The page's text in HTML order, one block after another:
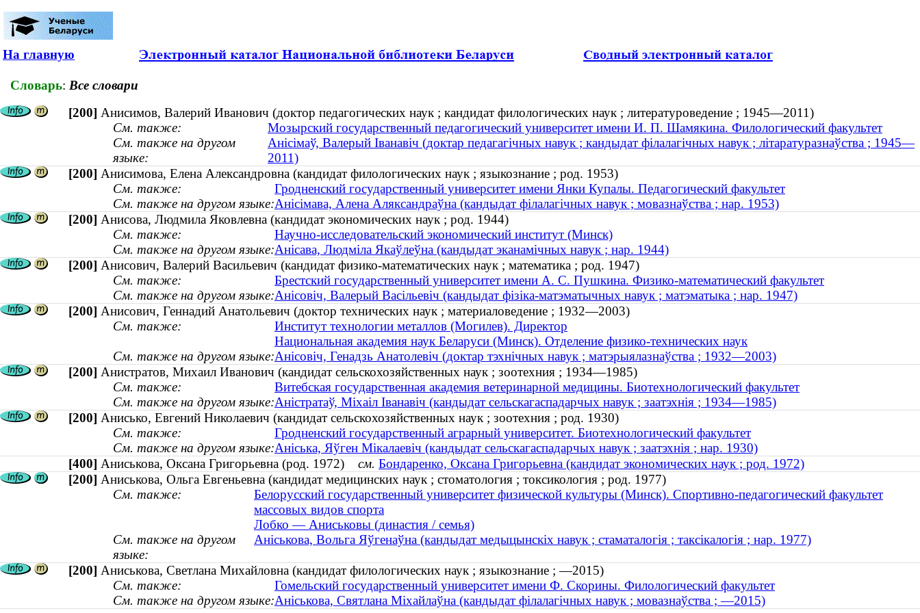
На главную
Словарь: Все словари
[200] Анисимов, Валерий Иванович (доктор педагогических наук ; кандидат филологических наук ; литературоведение ; 1945—2011)
См. также:
Мозырский государственный педагогический университет имени И. П. Шамякина. Филологический факультет
См. также на другом
языке:
Анісімаў, Валерый Іванавіч (доктар педагагічных навук ; кандыдат філалагічных навук ; літаратуразнаўства ; 1945—
2011)
[200] Анисимова, Елена Александровна (кандидат филологических наук ; языкознание ; род. 1953)
См. также:
Гродненский государственный университет имени Янки Купалы. Педагогический факультет
См. также на другом языке:Анісімава, Алена Аляксандраўна (кандыдат філалагічных навук ; мовазнаўства ; нар. 1953)
[200] Анисова, Людмила Яковлевна (кандидат экономических наук ; род. 1944)
См. также:
Научно-исследовательский экономический институт (Минск)
См. также на другом языке:Анісава, Людміла Якаўлеўна (кандыдат эканамічных навук ; нар. 1944)
[200] Анисович, Валерий Васильевич (кандидат физико-математических наук ; математика ; род. 1947)
См. также:
Брестский государственный университет имени А. С. Пушкина. Физико-математический факультет
См. также на другом языке:Анісовіч, Валерый Васільевіч (кандыдат фізіка-матэматычных навук ; матэматыка ; нар. 1947)
[200] Анисович, Геннадий Анатольевич (доктор технических наук ; материаловедение ; 1932—2003)
См. также:
Институт технологии металлов (Могилев). Директор
Национальная академия наук Беларуси (Минск). Отделение физико-технических наук
См. также на другом языке:Анісовіч, Генадзь Анатолевіч (доктар тэхнічных навук ; матэрыялазнаўства ; 1932—2003)
[200] Анистратов, Михаил Иванович (кандидат сельскохозяйственных наук ; зоотехния ; 1934—1985)
См. также:
Витебская государственная академия ветеринарной медицины. Биотехнологический факультет
См. также на другом языке:Аністратаў, Міхаіл Іванавіч (кандыдат сельскагаспадарчых навук ; заатэхнія ; 1934—1985)
[200] Анисько, Евгений Николаевич (кандидат сельскохозяйственных наук ; зоотехния ; род. 1930)
См. также:
Гродненский государственный аграрный университет. Биотехнологический факультет
См. также на другом языке:Аніська, Яўген Мікалаевіч (кандыдат сельскагаспадарчых навук ; заатэхнія ; нар. 1930)
[400] Аниськова, Оксана Григорьевна (род. 1972) см. Бондаренко, Оксана Григорьевна (кандидат экономических наук ; род. 1972)
[200] Аниськова, Ольга Евгеньевна (кандидат медицинских наук ; стоматология ; токсикология ; род. 1977)
См. также:
Белорусский государственный университет физической культуры (Минск). Спортивно-педагогический факультет
массовых видов спорта
Лобко — Аниськовы (династия / семья)
См. также на другом
языке:
Аніськова, Вольга Яўгенаўна (кандыдат медыцынскіх навук ; стаматалогія ; таксікалогія ; нар. 1977)
[200] Аниськова, Светлана Михайловна (кандидат филологических наук ; языкознание ; —2015)
См. также:
Гомельский государственный университет имени Ф. Скорины. Филологический факультет
См. также на другом языке:Аніськова, Святлана Міхайлаўна (кандыдат філалагічных навук ; мовазнаўства ; —2015)